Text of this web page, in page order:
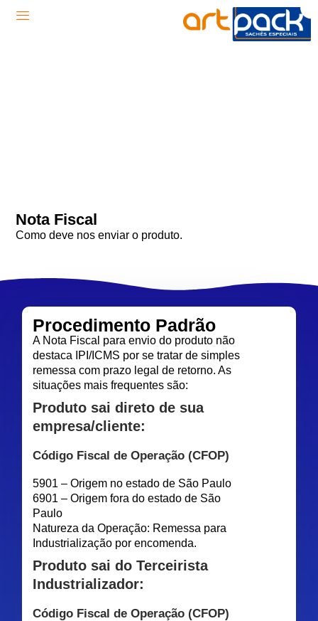
Nota Fiscal
Como deve nos enviar o produto.
Procedimento Padrão
A Nota Fiscal para envio do produto não
destaca IPI/ICMS por se tratar de simples
remessa com prazo legal de retorno. As
situações mais frequentes são:
Produto sai direto de sua
empresa/cliente:
Código Fiscal de Operação (CFOP)
5901 – Origem no estado de São Paulo
6901 – Origem fora do estado de São
Paulo
Natureza da Operação: Remessa para
Industrialização por encomenda.
Produto sai do Terceirista
Industrializador:
Código Fiscal de Operação (CFOP)